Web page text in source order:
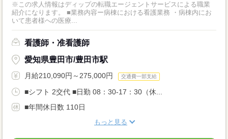
※この求人情報はディップの転職エージェントサービスによる職業
紹介になります。 ■業務内容ー病棟における看護業務 ・病棟内にお
いて患者様への医療...
看護師・准看護師
愛知県豊田市/豊田市駅
月給210,090円～275,000円 交通費一部支給
■シフト 2交代 ■日勤 08：30-17：30（休...
■年間休日数 110日
もっと見る